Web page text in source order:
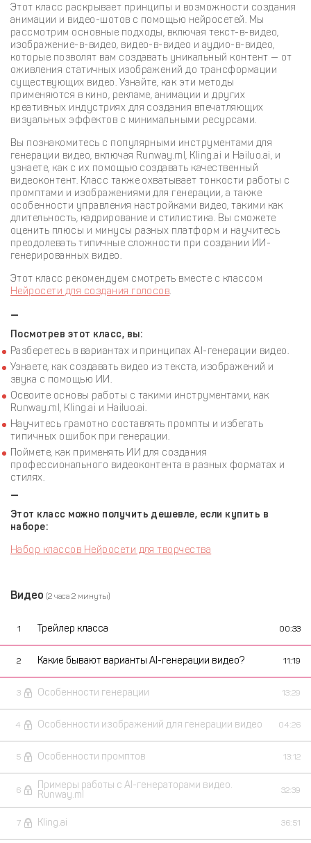
Этот класс раскрывает принципы и возможности создания
анимации и видео-шотов с помощью нейросетей. Мы
рассмотрим основные подходы, включая текст-в-видео,
изображение-в-видео, видео-в-видео и аудио-в-видео,
которые позволят вам создавать уникальный контент — от
оживления статичных изображений до трансформации
существующих видео. Узнайте, как эти методы
применяются в кино, рекламе, анимации и других
креативных индустриях для создания впечатляющих
визуальных эффектов с минимальными ресурсами.
Вы познакомитесь с популярными инструментами для
генерации видео, включая Runway.ml, Kling.ai и Hailuo.ai, и
узнаете, как с их помощью создавать качественный
видеоконтент. Класс также охватывает тонкости работы с
промптами и изображениями для генерации, а также
особенности управления настройками видео, такими как
длительность, кадрирование и стилистика. Вы сможете
оценить плюсы и минусы разных платформ и научитесь
преодолевать типичные сложности при создании ИИ-
генерированных видео.
Этот класс рекомендуем смотреть вместе с классом
Нейросети для создания голосов.
—
Посмотрев этот класс, вы:
Разберетесь в вариантах и принципах AI-генерации видео.
Узнаете, как создавать видео из текста, изображений и
звука с помощью ИИ.
Освоите основы работы с такими инструментами, как
Runway.ml, Kling.ai и Hailuo.ai.
Научитесь грамотно составлять промпты и избегать
типичных ошибок при генерации.
Поймете, как применять ИИ для создания
профессионального видеоконтента в разных форматах и
стилях.
—
Этот класс можно получить дешевле, если купить в
наборе:
Набор классов Нейросети для творчества
Видео (2 часа 2 минуты)
1 Трейлер класса 00:33
2 Какие бывают варианты AI-генерации видео? 11:19
3 Особенности генерации 13:29
4 Особенности изображений для генерации видео 04:26
5 Особенности промптов 13:12
6
Примеры работы с AI-генераторами видео.
Runway.ml
32:39
7 Kling.ai 36:51